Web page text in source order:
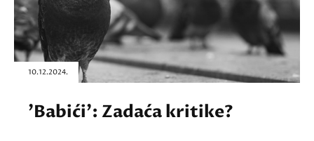
10.12.2024.
'Babići': Zadaća kritike?